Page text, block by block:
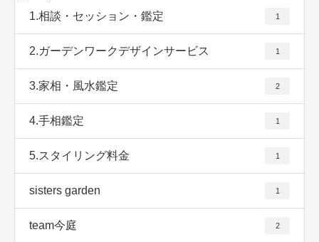
1.相談・セッション・鑑定
1
2.ガーデンワークデザインサービス 1
3.家相・風水鑑定 2
4.手相鑑定 1
5.スタイリング料金 1
sisters garden 1
team今庭 2